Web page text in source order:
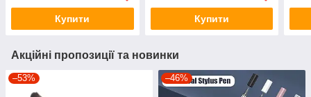
Купити Купити
Акційні пропозиції та новинки
–53% –46%